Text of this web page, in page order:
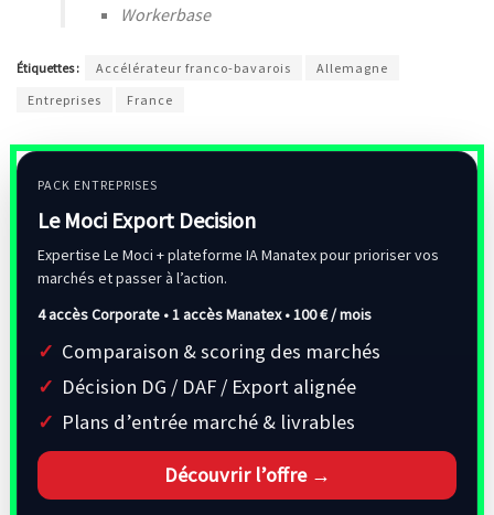
Workerbase
Étiquettes : Accélérateur franco-bavarois
Allemagne
Entreprises
France
PACK ENTREPRISES
Le Moci Export Decision
Expertise Le Moci + plateforme IA Manatex pour prioriser vos
marchés et passer à l’action.
4 accès Corporate • 1 accès Manatex •100 € / mois
Comparaison & scoring des marchés
Décision DG / DAF / Export alignée
Plans d’entrée marché & livrables
Découvrir l’offre →